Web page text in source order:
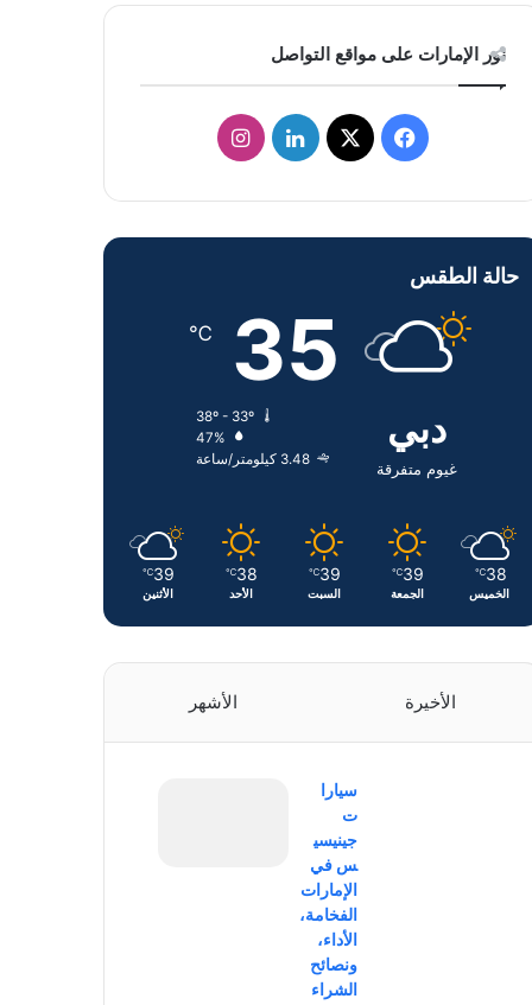
نور الإمارات على مواقع التواصل
ف
س
و
ك
ل
ن
د
إ
ا
س
ا
م
حالة الطقس
دبي
غيوم متفرقة
35
℃
47%
3.48 كيلومتر/ساعة
38
℃
الخميس
39
℃
الجمعة
39
℃
السبت
38
℃
الأحد
39
℃
الأثنين
الأخيرة الأشهر
سيارا
ت
جينيسي
س في
الإمارات
الفخامة،
الأداء،
ونصائح
الشراء